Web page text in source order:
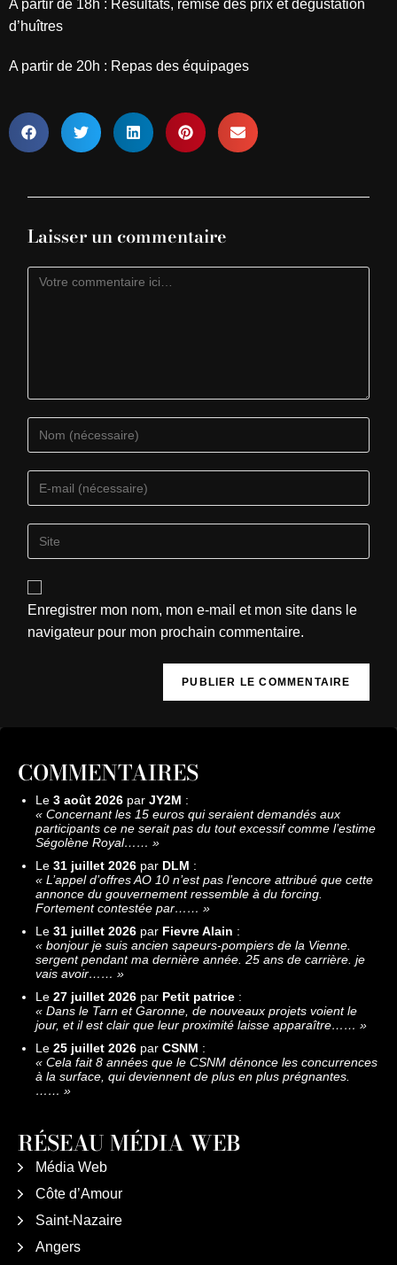
A partir de 18h : Résultats, remise des prix et dégustation
d’huîtres
A partir de 20h : Repas des équipages
Laisser un commentaire
Enregistrer mon nom, mon e-mail et mon site dans le
navigateur pour mon prochain commentaire.
COMMENTAIRES
Le 3 août 2026 par JY2M :
« Concernant les 15 euros qui seraient demandés aux
participants ce ne serait pas du tout excessif comme l’estime
Ségolène Royal…… »
Le 31 juillet 2026 par DLM :
« L’appel d’offres AO 10 n’est pas l’encore attribué que cette
annonce du gouvernement ressemble à du forcing.
Fortement contestée par…… »
Le 31 juillet 2026 par Fievre Alain :
« bonjour je suis ancien sapeurs-pompiers de la Vienne.
sergent pendant ma dernière année. 25 ans de carrière. je
vais avoir…… »
Le 27 juillet 2026 par Petit patrice :
« Dans le Tarn et Garonne, de nouveaux projets voient le
jour, et il est clair que leur proximité laisse apparaître…… »
Le 25 juillet 2026 par CSNM :
« Cela fait 8 années que le CSNM dénonce les concurrences
à la surface, qui deviennent de plus en plus prégnantes.
…… »
RÉSEAU MÉDIA WEB
Média Web
Côte d’Amour
Saint-Nazaire
Angers